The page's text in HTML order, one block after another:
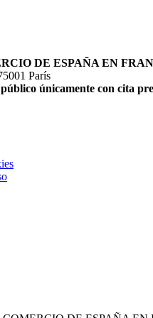
DE ESPAÑA EN
París
únicamente con cita